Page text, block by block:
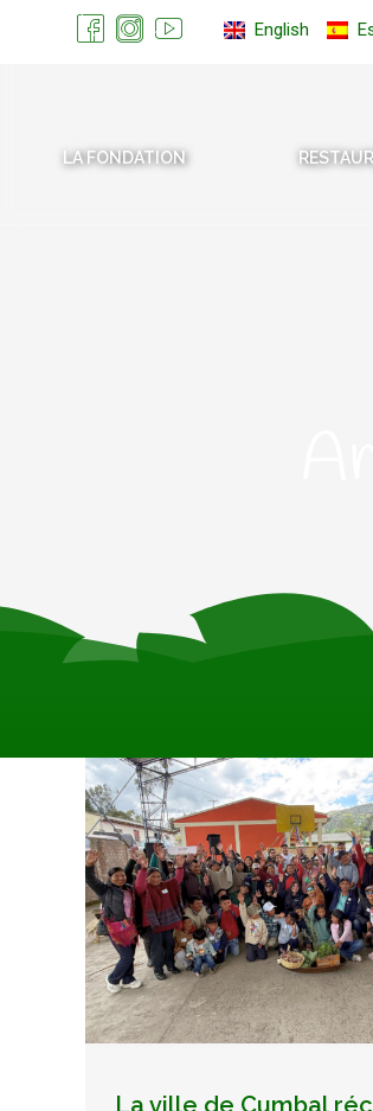
English
LA FONDATION
La ville de Cumbal